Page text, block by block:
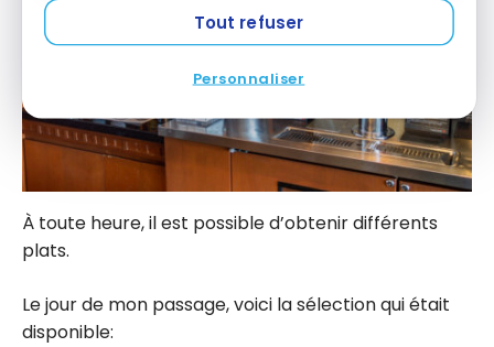
Tout refuser
Personnaliser
À toute heure, il est possible d’obtenir différents
plats.
Le jour de mon passage, voici la sélection qui était
disponible: